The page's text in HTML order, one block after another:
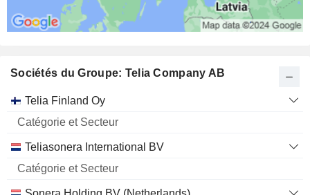
Sociétés du Groupe: Telia Company AB
Nom
Catégorie
Secteur
Telia Finland Oy
Teliasonera International BV